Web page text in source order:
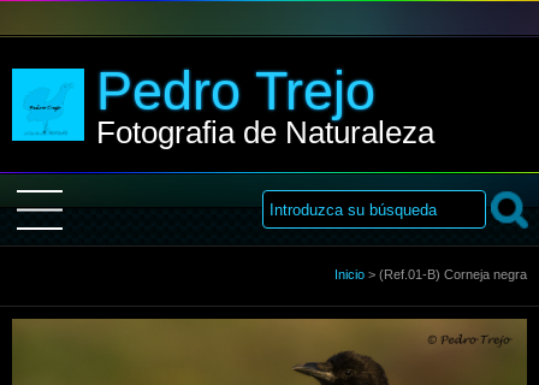
Pedro Trejo
Fotografia de Naturaleza
Inicio > (Ref.01-B) Corneja negra